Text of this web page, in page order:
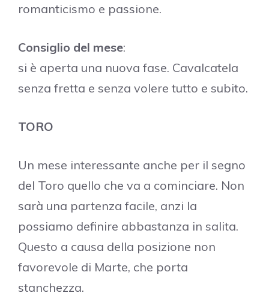
romanticismo e passione.
Consiglio del mese:
si è aperta una nuova fase. Cavalcatela
senza fretta e senza volere tutto e subito.
TORO
Un mese interessante anche per il segno
del Toro quello che va a cominciare. Non
sarà una partenza facile, anzi la
possiamo definire abbastanza in salita.
Questo a causa della posizione non
favorevole di Marte, che porta
stanchezza.